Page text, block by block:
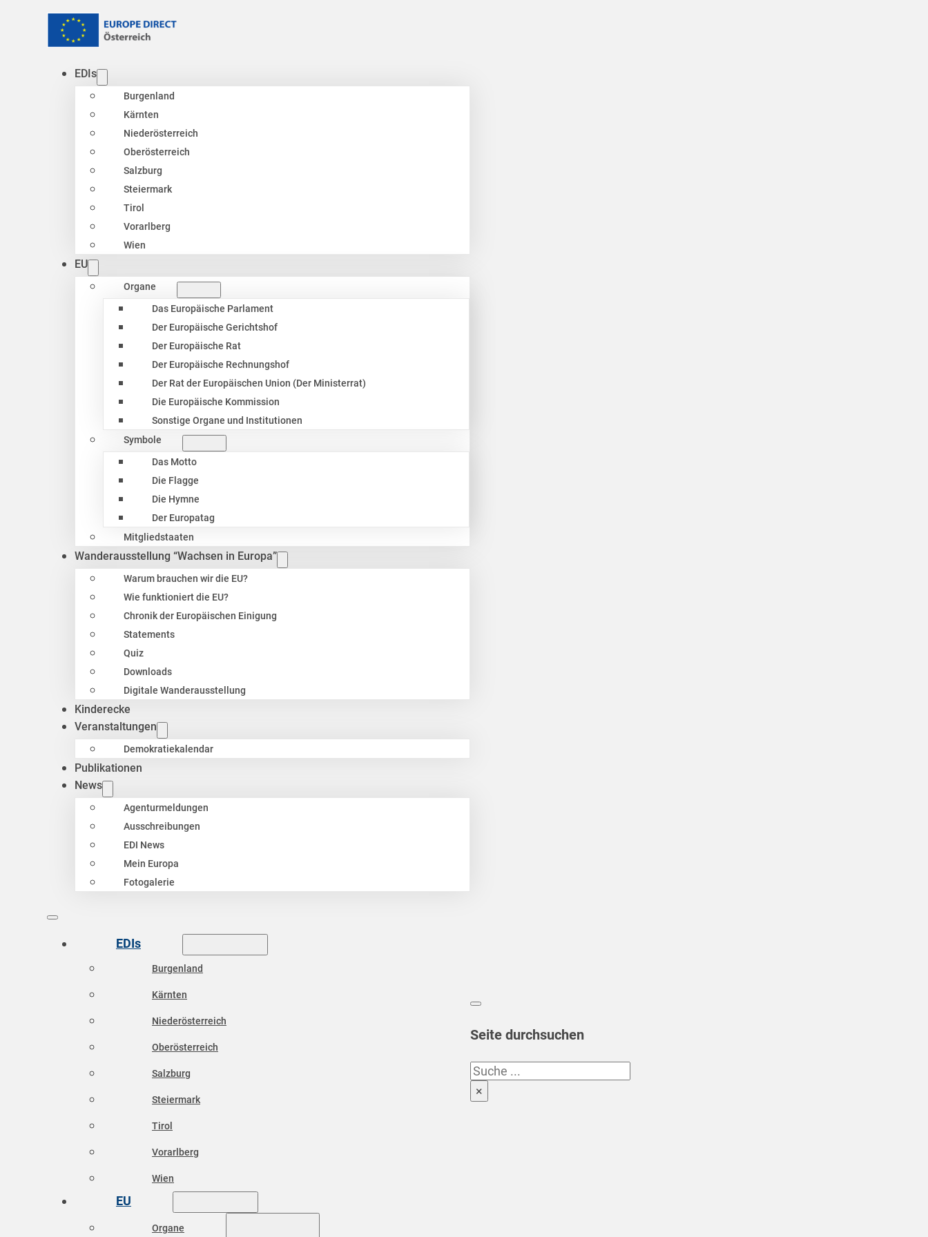
EDIs
Burgenland
Kärnten
Niederösterreich
Oberösterreich
Salzburg
Steiermark
Tirol
Vorarlberg
Wien
EU
Organe
Das Europäische Parlament
Der Europäische Gerichtshof
Der Europäische Rat
Der Europäische Rechnungshof
Der Rat der Europäischen Union (Der Ministerrat)
Die Europäische Kommission
Sonstige Organe und Institutionen
Symbole
Das Motto
Die Flagge
Die Hymne
Der Europatag
Mitgliedstaaten
Wanderausstellung “Wachsen in Europa”
Warum brauchen wir die EU?
Wie funktioniert die EU?
Chronik der Europäischen Einigung
Statements
Quiz
Downloads
Digitale Wanderausstellung
Kinderecke
Veranstaltungen
Demokratiekalendar
Publikationen
News
Agenturmeldungen
Ausschreibungen
EDI News
Mein Europa
Fotogalerie
EDIs
Burgenland
Kärnten
Niederösterreich
Oberösterreich
Salzburg
Steiermark
Tirol
Vorarlberg
Wien
EU
Organe
Seite durchsuchen
Suchen
×